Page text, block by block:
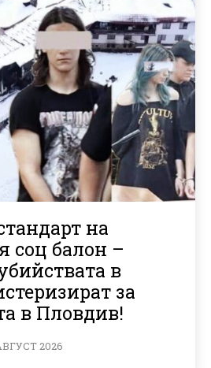
на
соц балон –
в
за
в Пловдив!
2026